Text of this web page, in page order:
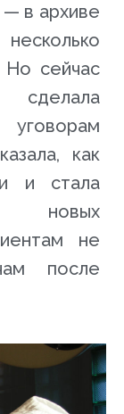
— в архиве
Но сейчас
сделала
как
и стала
новых
не
после